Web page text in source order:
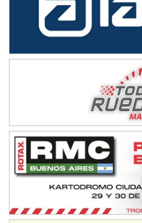
Trenque Lauquen (Buenos Aires)
ENTRERRIANO - F6 (POSTERGADA)
Moto Club Reginense (Tierra)
Gral. E. Godoy (Río Negro)
CSK - F7
Juventud Unida (Tierra)
Humboldt (Santa Fe)
NORESTE SANTAFESINO - F6
Ciudad de Avellaneda (Asfalto)